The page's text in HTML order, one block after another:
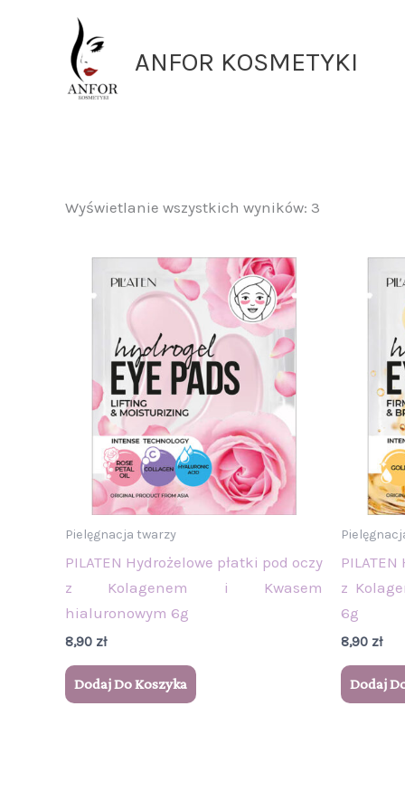
ANFOR KOSMETYKI
Wyświetlanie wszystkich wyników: 3
Pielęgnacja twarzy
PILATEN Hydrożelowe płatki pod oczy
z Kolagenem i Kwasem
hialuronowym 6g
8,90 zł
Dodaj Do Koszyka
z
6g
8,90 zł
Dodaj